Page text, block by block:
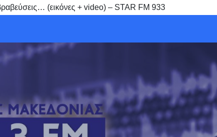
(εικόνες + video) – STAR FM 933